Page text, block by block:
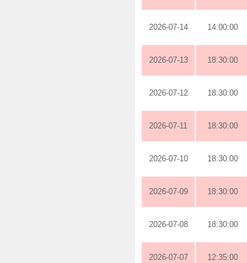
2026-07-14 14:00:00
2026-07-13 18:30:00
2026-07-12 18:30:00
2026-07-11 18:30:00
2026-07-10 18:30:00
2026-07-09 18:30:00
2026-07-08 18:30:00
2026-07-07 12:35:00